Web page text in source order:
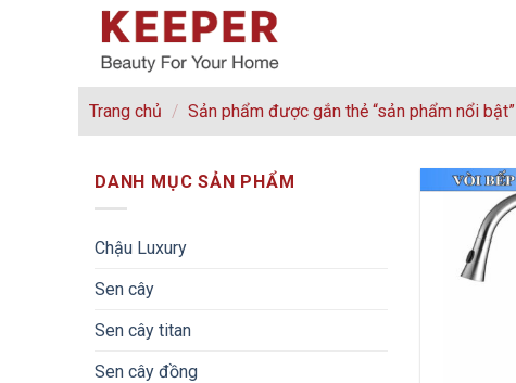
Trang chủ / Sản phẩm được gắn thẻ “sản phẩm nổi bật”
DANH MỤC SẢN PHẨM
Chậu Luxury
Sen cây
Sen cây titan
Sen cây đồng